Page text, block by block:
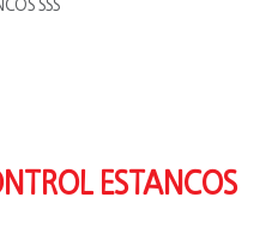
ESTANCOS